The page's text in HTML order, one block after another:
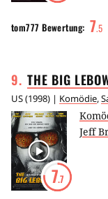
tom777 Bewertung: 7.5
9. THE BIG
US(1998) | Komödie,
7.7
Jeff